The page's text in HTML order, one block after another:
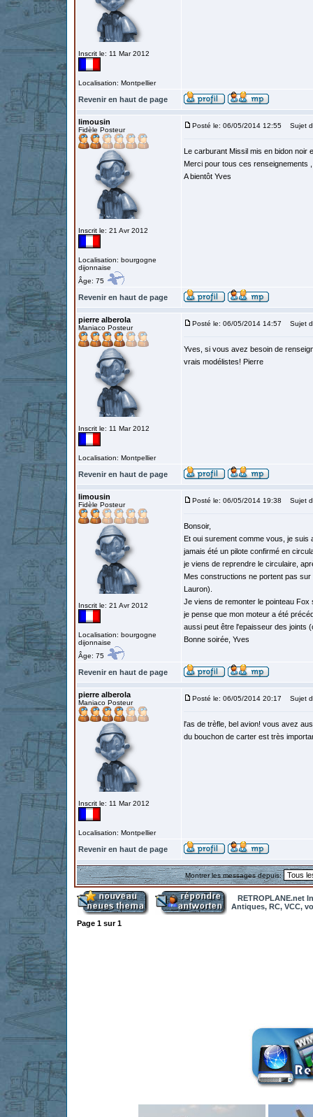
Inscrit le: 11 Mar 2012
Localisation: Montpellier
Revenir en haut de page
limousin
Fidèle Posteur
Inscrit le: 21 Avr 2012
Localisation: bourgogne
dijonnaise
Âge: 75
Posté le: 06/05/2014 12:55 Sujet
Le carburant Missil mis en bidon noir
Merci pour tous ces renseignements
A bientôt Yves
Revenir en haut de page
pierre alberola
Maniaco Posteur
Inscrit le: 11 Mar 2012
Localisation: Montpellier
Posté le: 06/05/2014 14:57 Sujet
Yves, si vous avez besoin de
vrais modélistes! Pierre
Revenir en haut de page
limousin
Fidèle Posteur
Inscrit le: 21 Avr 2012
Localisation: bourgogne
dijonnaise
Âge: 75
Posté le: 06/05/2014 19:38 Sujet
Bonsoir,
Et oui surement comme vous, je suis
jamais été un pilote confirmé en
je viens de reprendre le circulaire,
Mes constructions ne portent pas
Lauron).
Je viens de remonter le pointeau Fox
je pense que mon moteur a été
aussi peut être l'epaisseur des joints
Bonne soirée, Yves
Revenir en haut de page
pierre alberola
Maniaco Posteur
Inscrit le: 11 Mar 2012
Localisation: Montpellier
Posté le: 06/05/2014 20:17 Sujet
l'as de trèfle, bel avion! vous avez
du bouchon de carter est très
Revenir en haut de page
Montrer les messages depuis:
RETROPLANE.net
Antiques, RC, VCC,
Page 1 sur1